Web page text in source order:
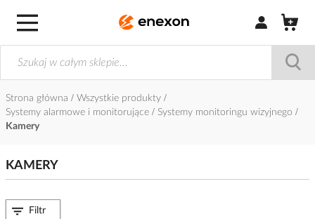
Zaloguj się /
Strona główna
Wszystkie produkty
Systemy alarmowe i monitorujące
Systemy monitoringu wizyjnego
Kamery
KAMERY
Filtr